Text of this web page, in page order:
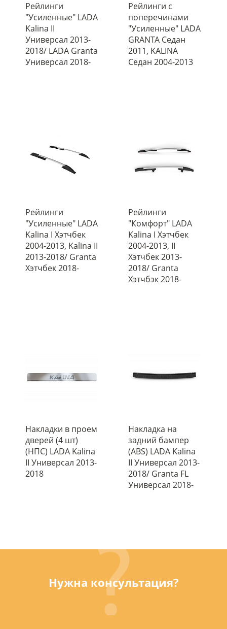
Рейлинги
"Усиленные" LADA
Kalina II
Универсал 2013-
2018/ LADA Granta
Универсал 2018-
Рейлинги с
поперечинами
"Усиленные" LADA
GRANTA Седан
2011, KALINA
Седан 2004-2013
Рейлинги
"Усиленные" LADA
Kalina I Хэтчбек
2004-2013, Kalina II
2013-2018/ Granta
Хэтчбек 2018-
Рейлинги
"Комфорт" LADA
Kalina I Хэтчбек
2004-2013, II
Хэтчбек 2013-
2018/ Granta
Хэтчбэк 2018-
Накладки в проем
дверей (4 шт)
(НПС) LADA Kalina
II Универсал 2013-
2018
Накладка на
задний бампер
(ABS) LADA Kalina
II Универсал 2013-
2018/ Granta FL
Универсал 2018-
Нужна консультация?